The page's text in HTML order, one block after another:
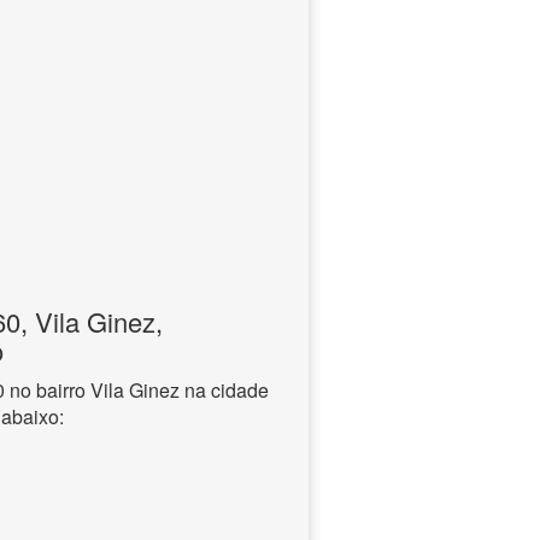
Vila Ginez,
bairro Vila Ginez na cidade